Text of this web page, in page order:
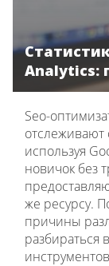
Analytics:
Seo-
отслеживают
используя
новичок без
же ресурсу.
причины
разбираться